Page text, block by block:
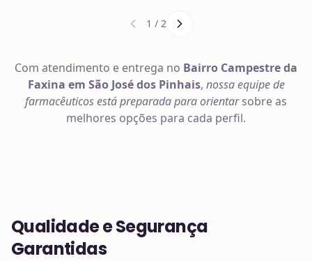
1 / 2
Com atendimento e entrega no Bairro Campestre da
Faxina em São José dos Pinhais, nossa equipe de
farmacêuticos está preparada para orientarsobre as
melhores opções para cada perfil.
Qualidade e Segurança
Garantidas